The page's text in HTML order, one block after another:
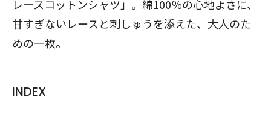
レースコットンシャツ」。綿100％の心地よさに、
甘すぎないレースと刺しゅうを添えた、大人のた
めの一枚。
INDEX